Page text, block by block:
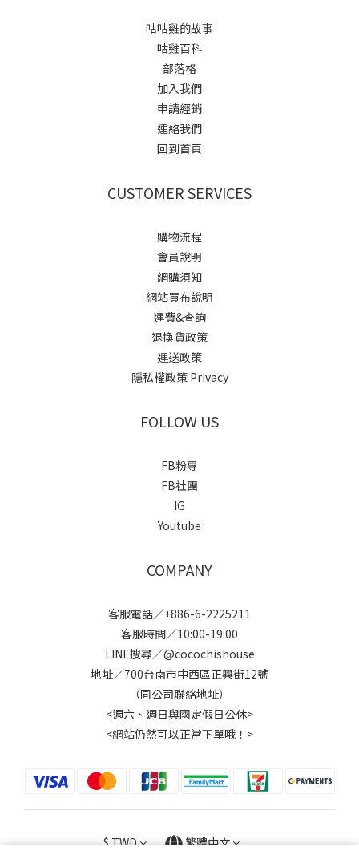
咕咕雞的故事
咕雞百科
部落格
加入我們
申請經銷
連絡我們
回到首頁
CUSTOMER SERVICES
購物流程
會員說明
網購須知
網站買布說明
運費&查詢
退換貨政策
運送政策
隱私權政策 Privacy
FOLLOW US
FB粉專
FB社團
IG
Youtube
COMPANY
客服電話／+886-6-2225211
客服時間／10:00-19:00
LINE搜尋／@cocochishouse
地址／700台南市中西區正興街12號
（同公司聯絡地址）
<週六、週日與國定假日公休>
<網站仍然可以正常下單哦！>
$TWD 繁體中文